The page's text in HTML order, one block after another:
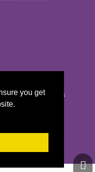
you get
reservados